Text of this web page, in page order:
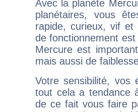
Avec la planète
planétaires, vous
rapide, curieux, vif et
de fonctionnement
Mercure est
mais aussi de
Votre sensibilité,
tout cela a tendance
de ce fait vous faire